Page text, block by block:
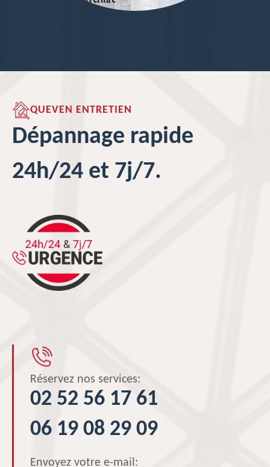
QUEVEN ENTRETIEN
Dépannage rapide
24h/24 et 7j/7.
Réservez nos services:
02 52 56 17 61
06 19 08 29 09
Envoyez votre e-mail: